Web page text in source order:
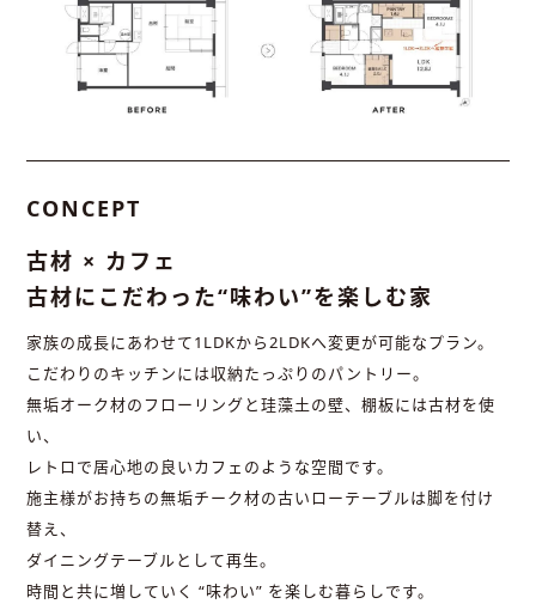
CONCEPT
古材 × カフェ
古材にこだわった“味わい”を楽しむ家
家族の成長にあわせて1LDKから2LDKへ変更が可能なプラン。
こだわりのキッチンには収納たっぷりのパントリー。
無垢オーク材のフローリングと珪藻土の壁、棚板には古材を使
い、
レトロで居心地の良いカフェのような空間です。
施主様がお持ちの無垢チーク材の古いローテーブルは脚を付け
替え、
ダイニングテーブルとして再生。
時間と共に増していく “味わい” を楽しむ暮らしです。